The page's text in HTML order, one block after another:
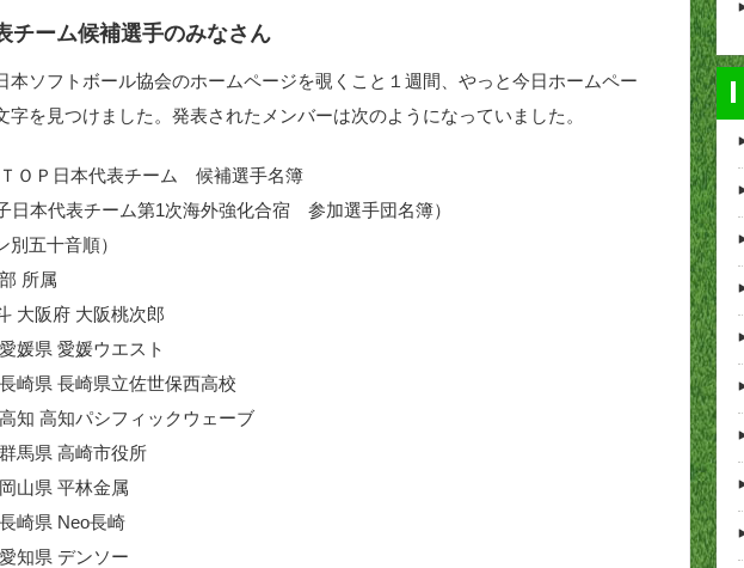
チーム候補選手のみなさん
本ソフトボール協会のホームページを覗くこと１週間、やっと今日ホームペー
字を見つけました。発表されたメンバーは次のようになっていました。
ＯＰ日本代表チーム 候補選手名簿
日本代表チーム第1次海外強化合宿 参加選手団名簿）
五十音順）
所属
大阪府 大阪桃次郎
媛県 愛媛ウエスト
崎県 長崎県立佐世保西高校
知 高知パシフィックウェーブ
馬県 高崎市役所
県 平林金属
県 Neo長崎
知県 デンソー